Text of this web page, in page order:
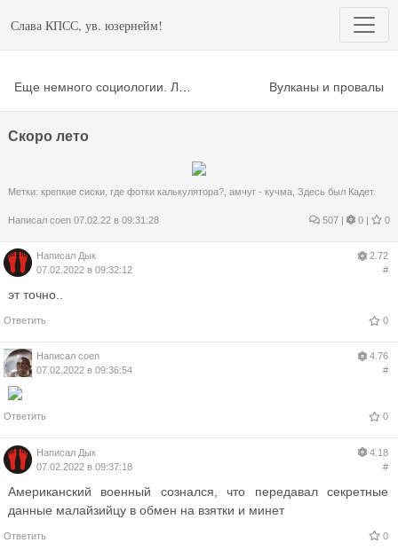
Слава КПСС, ув. юзернейм!
Вулканы и провалы
Скоро лето
Метки: крепкие сиски где фотки калькулятора? амчуг - кучма Здесь был Кадет.
Написал coen 07.02.22 в 09:31:28 507 | 0 | 0
Написал Дык
07.02.2022 в 09:32:12
2.72
#
эт точно..
Ответить 0
Написал coen
07.02.2022 в 09:36:54
4.76
#
Ответить 0
Написал Дык
07.02.2022 в 09:37:18
4.18
#
Американский военный сознался, что передавал секретные
данные малайзийцу в обмен на взятки и минет
Ответить 0